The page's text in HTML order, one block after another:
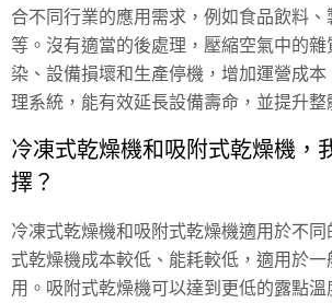
合不同行業的應用需求，例如食品飲料
等。沒有適當的後處理，壓縮空氣中的
染、設備損壞和生產停機，增加運營成
理系統，能有效延長設備壽命，並提升整
冷凍式乾燥機和吸附式乾燥機，
擇？
冷凍式乾燥機和吸附式乾燥機適用於不
式乾燥機成本較低、能耗較低，適用於
用。吸附式乾燥機可以達到更低的露點